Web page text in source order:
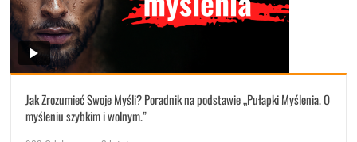
Jak Zrozumieć Swoje Myśli? Poradnik na podstawie „Pułapki Myślenia. O
myśleniu szybkim i wolnym.”